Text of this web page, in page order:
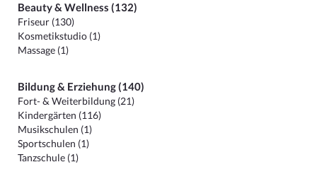
Beauty & Wellness (132)
Friseur (130)
Kosmetikstudio (1)
Massage (1)
Bildung & Erziehung (140)
Fort- & Weiterbildung (21)
Kindergärten (116)
Musikschulen (1)
Sportschulen (1)
Tanzschule (1)